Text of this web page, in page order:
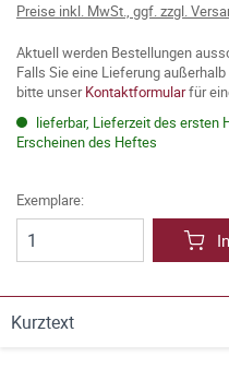
Preise inkl. MwSt., ggf. zzgl.
Aktuell werden Bestellungen
Falls Sie eine Lieferung
bitte unserKontaktformularfür
lieferbar, Lieferzeit des ersten
Erscheinen des Heftes
Exemplare:
Kurztext